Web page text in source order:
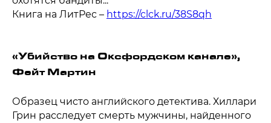
Книга на ЛитРес – https://clck.ru/38S8qh
«Убийство на Оксфордском канале»,
Фейт Мартин
Образец чисто английского детектива. Хиллари
Грин расследует смерть мужчины, найденного